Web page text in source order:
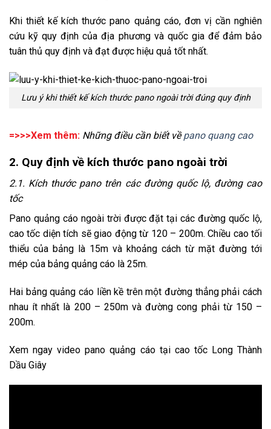
Khi thiết kế kích thước pano quảng cáo, đơn vị cần nghiên
cứu kỹ quy định của địa phương và quốc gia để đảm bảo
tuân thủ quy định và đạt được hiệu quả tốt nhất.
Lưu ý khi thiết kế kích thước pano ngoài trời đúng quy định
=>>>Xem thêm: Những điều cần biết vềpano quang cao
2. Quy định về kích thước pano ngoài trời
2.1. Kích thước pano trên các đường quốc lộ, đường cao
tốc
Pano quảng cáo ngoài trờiđược đặt tại các đường quốc lộ,
cao tốc diện tích sẽ giao động từ 120 – 200m. Chiều cao tối
thiểu của bảng là 15m và khoảng cách từ mặt đường tới
mép của bảng quảng cáo là 25m.
Hai bảng quảng cáo liền kề trên một đường thẳng phải cách
nhau ít nhất là 200 – 250m và đường cong phải từ 150 –
200m.
Xem ngay video pano quảng cáo tại cao tốc Long Thành
Dầu Giây